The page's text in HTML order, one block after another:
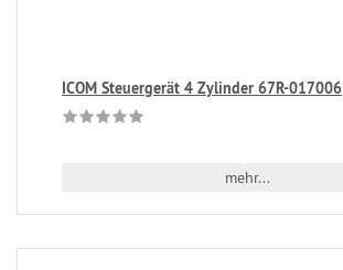
ICOM Steuergerät 4 Zylinder 67R-017006
mehr...